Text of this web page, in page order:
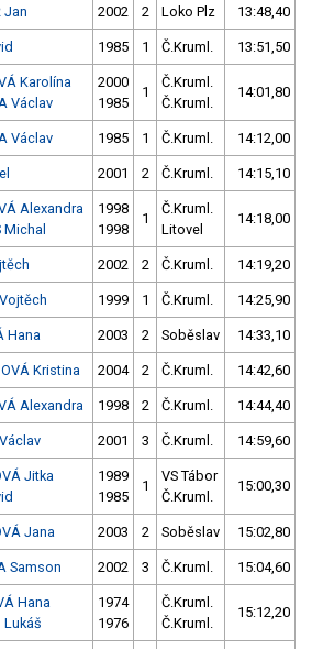
Jan 2002 2 Loko Plz 13:48,40
1985 1 Č.Kruml. 13:51,50
Karolína
Václav
2000
1985
1
Č.Kruml.
Č.Kruml.
14:01,80
Václav 1985 1 Č.Kruml. 14:12,00
2001 2 Č.Kruml. 14:15,10
Alexandra
Michal
1998
1998
1
Č.Kruml.
Litovel
14:18,00
2002 2 Č.Kruml. 14:19,20
1999 1 Č.Kruml. 14:25,90
Hana 2003 2 Soběslav 14:33,10
Kristina 2004 2 Č.Kruml. 14:42,60
Alexandra 1998 2 Č.Kruml. 14:44,40
2001 3 Č.Kruml. 14:59,60
Jitka
1989
1985
1
VS Tábor
Č.Kruml.
15:00,30
Jana 2003 2 Soběslav 15:02,80
Samson 2002 3 Č.Kruml. 15:04,60
Hana
Lukáš
1974
1976
Č.Kruml.
Č.Kruml.
15:12,20